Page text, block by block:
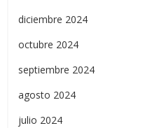
diciembre 2024
octubre 2024
septiembre 2024
agosto 2024
julio 2024